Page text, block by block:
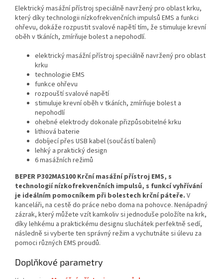
Elektrický masážní přístroj speciálně navržený pro oblast krku,
který díky technologii nízkofrekvenčních impulsů EMS a funkci
ohřevu, dokáže rozpustit svalové napětí tím, že stimuluje krevní
oběh v tkáních, zmírňuje bolest a nepohodlí.
elektrický masážní přístroj speciálně navržený pro oblast
krku
technologie EMS
funkce ohřevu
rozpouští svalové napětí
stimuluje krevní oběh v tkáních, zmírňuje bolest a
nepohodlí
ohebné elektrody dokonale přizpůsobitelné krku
lithiová baterie
dobíjecí přes USB kabel (součástí balení)
lehký a praktický design
6 masážních režimů
BEPER P302MAS100 Krční masážní přístroj EMS, s
technologií nízkofrekvenčních impulsů, s funkcí vyhřívání
je ideálním pomocníkem při bolestech krční páteře. V
kanceláři, na cestě do práce nebo doma na pohovce. Nenápadný
zázrak, který můžete vzít kamkoliv si jednoduše položíte na krk,
díky lehkému a praktickému designu sluchátek perfektně sedí,
následně si vyberte ten správný režim a vychutnáte si úlevu za
pomoci různých EMS proudů.
Doplňkové parametry